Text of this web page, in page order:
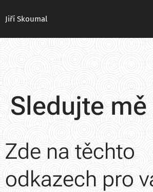
Jiří Skoumal
Sledujte mě
Zde na těchto
odkazech pro